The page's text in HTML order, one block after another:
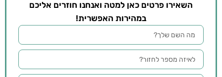
השאירו פרטים כאן למטה ואנחנו חוזרים אליכם
במהירות האפשרית!